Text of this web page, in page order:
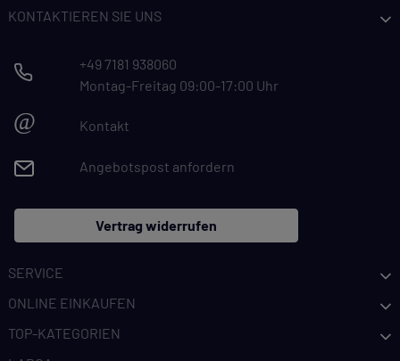
KONTAKTIEREN SIE UNS
+49 7181 938060
Montag-Freitag 09:00-17:00 Uhr
@ Kontakt
Angebotspost anfordern
Vertrag widerrufen
SERVICE
ONLINE EINKAUFEN
TOP-KATEGORIEN